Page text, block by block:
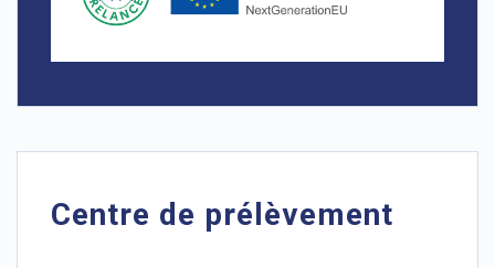
Centre de prélèvement